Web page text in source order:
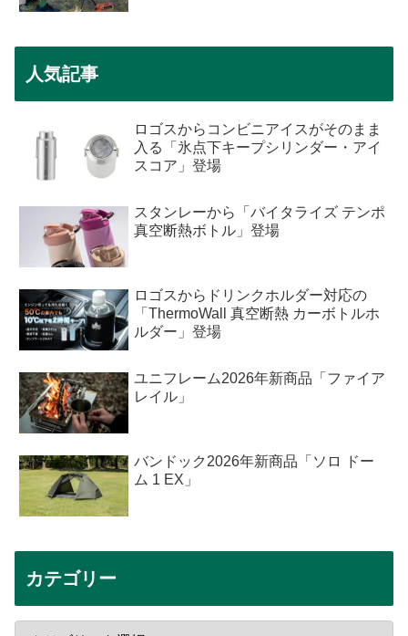
人気記事
ロゴスからコンビニアイスがそのまま
入る「氷点下キープシリンダー・アイ
スコア」登場
スタンレーから「バイタライズ テンポ
真空断熱ボトル」登場
ロゴスからドリンクホルダー対応の
「ThermoWall 真空断熱 カーボトルホ
ルダー」登場
ユニフレーム2026年新商品「ファイア
レイル」
バンドック2026年新商品「ソロ ドー
ム 1 EX」
カテゴリー